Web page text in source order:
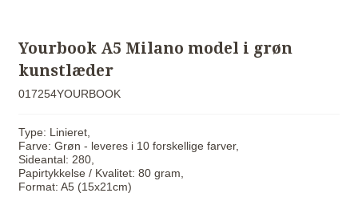
Yourbook A5 Milano model i grøn
kunstlæder
017254YOURBOOK
Type: Linieret,
Farve: Grøn - leveres i 10 forskellige farver,
Sideantal: 280,
Papirtykkelse / Kvalitet: 80 gram,
Format: A5 (15x21cm)